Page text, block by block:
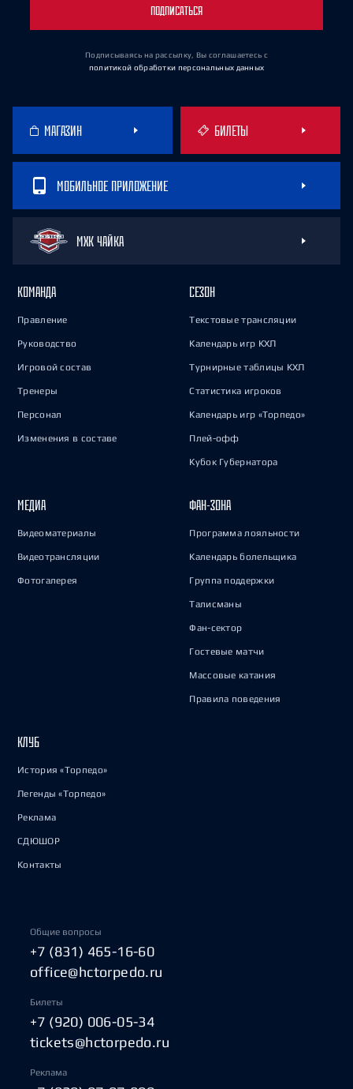
ПОДПИСАТЬСЯ
Подписываясь на рассылку, Вы соглашаетесь с
политикой обработки персональных данных
МАГАЗИН БИЛЕТЫ
МОБИЛЬНОЕ ПРИЛОЖЕНИЕ
МХК ЧАЙКА
КОМАНДА
Правление
Руководство
Игровой состав
Тренеры
Персонал
Изменения в составе
СЕЗОН
Текстовые трансляции
Календарь игр КХЛ
Турнирные таблицы КХЛ
Статистика игроков
Календарь игр «Торпедо»
Плей-офф
Кубок Губернатора
МЕДИА
Видеоматериалы
Видеотрансляции
Фотогалерея
ФАН-ЗОНА
Программа лояльности
Календарь болельщика
Группа поддержки
Талисманы
Фан-сектор
Гостевые матчи
Массовые катания
Правила поведения
КЛУБ
История «Торпедо»
Легенды «Торпедо»
Реклама
СДЮШОР
Контакты
Общие вопросы
+7 (831) 465-16-60
office@hctorpedo.ru
Билеты
+7 (920) 006-05-34
tickets@hctorpedo.ru
Реклама